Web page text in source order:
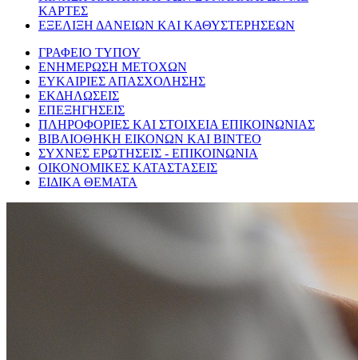
ΚΑΡΤΕΣ
ΕΞΕΛΙΞΗ ΔΑΝΕΙΩΝ ΚΑΙ ΚΑΘΥΣΤΕΡΗΣΕΩΝ
ΓΡΑΦΕΙΟ ΤΥΠΟΥ
ΕΝΗΜΕΡΩΣΗ ΜΕΤΟΧΩΝ
ΕΥΚΑΙΡΙΕΣ ΑΠΑΣΧΟΛΗΣΗΣ
ΕΚΔΗΛΩΣΕΙΣ
ΕΠΕΞΗΓΗΣΕΙΣ
ΠΛΗΡΟΦΟΡΙΕΣ ΚΑΙ ΣΤΟΙΧΕΙΑ ΕΠΙΚΟΙΝΩΝΙΑΣ
ΒΙΒΛΙΟΘΗΚΗ ΕΙΚΟΝΩΝ ΚΑΙ ΒΙΝΤΕΟ
ΣΥΧΝΕΣ ΕΡΩΤΗΣΕΙΣ - ΕΠΙΚΟΙΝΩΝΙΑ
ΟΙΚΟΝΟΜΙΚΕΣ ΚΑΤΑΣΤΑΣΕΙΣ
ΕΙΔΙΚΑ ΘΕΜΑΤΑ